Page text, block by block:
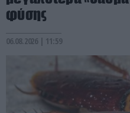
φύσης
06.08.2026 | 11:59